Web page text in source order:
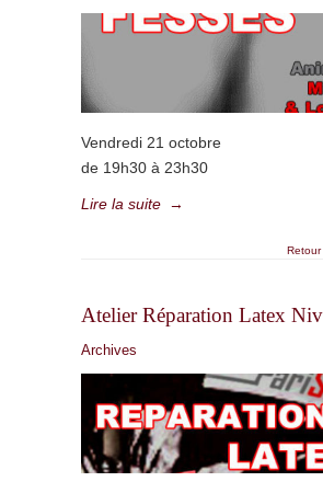
Vendredi 21 octobre
de 19h30 à 23h30
Lire la suite →
Atelier Réparation Latex
Archives